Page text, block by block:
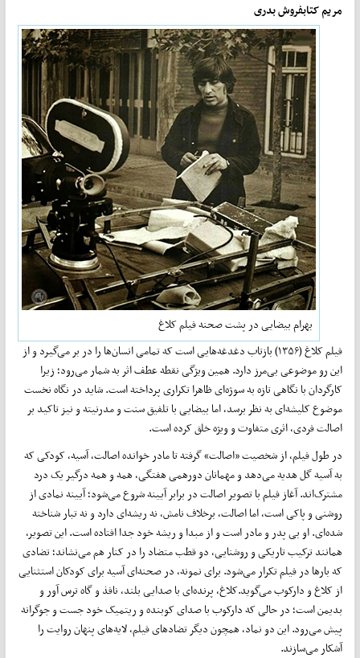
مریم کتابفروش بدری
بهرام بیضایی در پشت صحنه فیلم کلاغ
فیلم کلاغ (۱۳۵۶) بازتاب دغدغه‌هایی است که تمامی انسان‌ها را در بر می‌گیرد و از
این رو موضوعی بی‌مرز دارد. همین ویژگی نقطه عطف اثر به شمار می‌رود؛ زیرا
کارگردان با نگاهی تازه به سوژه‌ای ظاهرا تکراری پرداخته است. شاید در نگاه نخست
موضوع کلیشه‌ای به نظر برسد، اما بیضایی با تلفیق سنت و مدرنیته و نیز تاکید بر
اصالت فردی، اثری متفاوت و ویژه خلق کرده است.
در طول فیلم، از شخصیت «اصالت» گرفته تا مادر خوانده اصالت، آسیه، کودکی که
به آسیه گل هدیه می‌دهد و مهمانان دورهمی هفتگی، همه و همه درگیر یک درد
مشترک‌اند. آغاز فیلم با تصویر اصالت در برابر آیینه شروع می‌شود؛ آیینه نمادی از
روشنی و پاکی است، اما اصالت، برخلاف نامش، نه ریشه‌ای دارد و نه تبار شناخته
شده‌ای. او بی پدر و مادر است و از مبدا و ریشه خود جدا افتاده است. این تصویر،
همانند ترکیب تاریکی و روشنایی، دو قطب متضاد را در کنار هم می‌نشاند؛ تضادی
که بارها در فیلم تکرار می‌شود. برای نمونه، در صحنه‌ای آسیه برای کودکان استثنایی
از کلاغ و دارکوب می‌گوید.کلاغ، پرنده‌ای با صدایی بلند، نافذ و گاه ترس آور و
بدیمن است؛ در حالی که دارکوب با صدای کوبنده و ریتمیک خود جست و جوگرانه
پیش می‌رود. این دو نماد، همچون دیگر تضادهای فیلم، لایه‌های پنهان روایت را
آشکار می‌سازند.